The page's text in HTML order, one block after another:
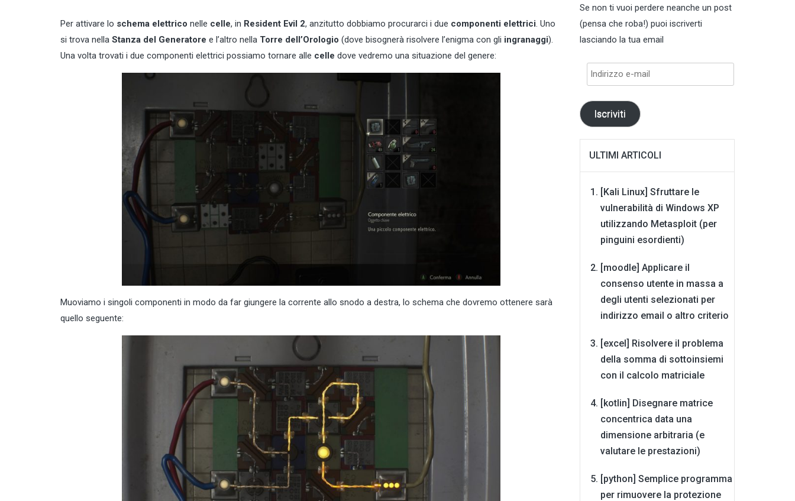
Per attivare lo schema elettrico nelle celle, in Resident Evil 2, anzitutto dobbiamo procurarci i due componenti elettrici . Uno
si trova nella Stanza del Generatore e l’altro nella Torre dell’Orologio (dove bisognerà risolvere l’enigma con gli ingranaggi).
Una volta trovati i due componenti elettrici possiamo tornare alle celle dove vedremo una situazione del genere:
Muoviamo i singoli componenti in modo da far giungere la corrente allo snodo a destra, lo schema che dovremo ottenere sarà
quello seguente:
Se non ti vuoi perdere neanche un post
(pensa che roba!) puoi iscriverti
lasciando la tua email
Indirizzo
Iscriviti
ULTIMI ARTICOLI
[Kali Linux] Sfruttare le
vulnerabilità di Windows XP
utilizzando Metasploit (per
pinguini esordienti)
[moodle] Applicare il
consenso utente in massa a
degli utenti selezionati per
indirizzo email o altro criterio
[excel] Risolvere il problema
della somma di sottoinsiemi
con il calcolo matriciale
[kotlin] Disegnare matrice
concentrica data una
dimensione arbitraria (e
valutare le prestazioni)
[python] Semplice programma
per rimuovere la protezione